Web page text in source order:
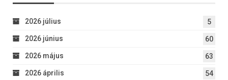
2026 július 5
2026 június 60
2026 május 63
2026 április 54